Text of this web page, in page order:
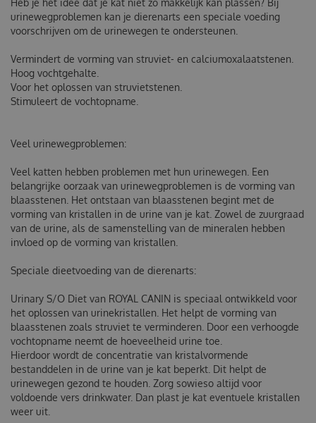
Heb je het idee dat je kat niet zo makkelijk kan plassen? Bij
urinewegproblemen kan je dierenarts een speciale voeding
voorschrijven om de urinewegen te ondersteunen.
Vermindert de vorming van struviet- en calciumoxalaatstenen.
Hoog vochtgehalte.
Voor het oplossen van struvietstenen.
Stimuleert de vochtopname.
Veel urinewegproblemen:
Veel katten hebben problemen met hun urinewegen. Een
belangrijke oorzaak van urinewegproblemen is de vorming van
blaasstenen. Het ontstaan van blaasstenen begint met de
vorming van kristallen in de urine van je kat. Zowel de zuurgraad
van de urine, als de samenstelling van de mineralen hebben
invloed op de vorming van kristallen.
Speciale dieetvoeding van de dierenarts:
Urinary S/O Diet van ROYAL CANIN is speciaal ontwikkeld voor
het oplossen van urinekristallen. Het helpt de vorming van
blaasstenen zoals struviet te verminderen. Door een verhoogde
vochtopname neemt de hoeveelheid urine toe.
Hierdoor wordt de concentratie van kristalvormende
bestanddelen in de urine van je kat beperkt. Dit helpt de
urinewegen gezond te houden. Zorg sowieso altijd voor
voldoende vers drinkwater. Dan plast je kat eventuele kristallen
weer uit.